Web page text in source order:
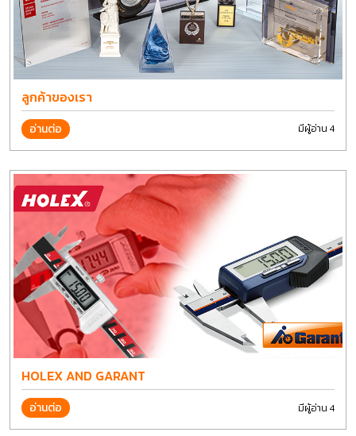
ลูกค้าของเรา
อ่านต่อ มีผู้อ่าน 4
HOLEX AND GARANT
อ่านต่อ มีผู้อ่าน 4